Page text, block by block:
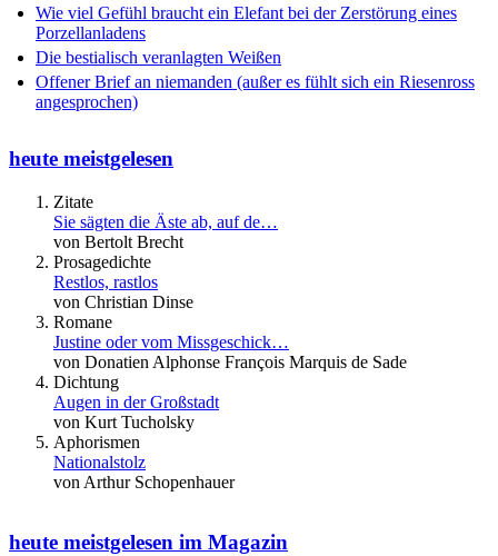
Wie viel Gefühl braucht ein Elefant bei der Zerstörung eines
Porzellanladens
Die bestialisch veranlagten Weißen
Offener Brief an niemanden (außer es fühlt sich ein Riesenross
angesprochen)
heute meistgelesen
Zitate
Sie sägten die Äste ab, auf de…
von Bertolt Brecht
Prosagedichte
Restlos, rastlos
von Christian Dinse
Romane
Justine oder vom Missgeschick…
von Donatien Alphonse François Marquis de Sade
Dichtung
Augen in der Großstadt
von Kurt Tucholsky
Aphorismen
Nationalstolz
von Arthur Schopenhauer
heute meistgelesen im Magazin